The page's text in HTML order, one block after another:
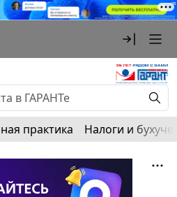
практика Налоги и